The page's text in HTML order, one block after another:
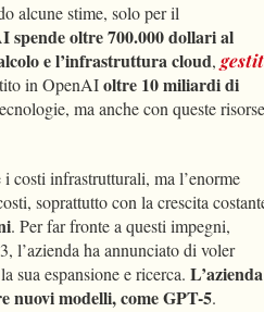
alcune stime, solo per il
spende oltre 700.000 dollari al
e l’infrastruttura cloud,
in OpenAIoltre 10 miliardi di
ma anche con queste
costi infrastrutturali, ma l’enorme
soprattutto con la crescita
​. Per far fronte a questi impegni,
l’azienda ha annunciato di voler
sua espansione e ricerca. L’azienda
modelli, come GPT-5.